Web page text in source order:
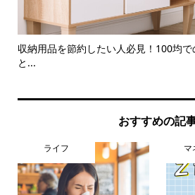
収納用品を節約したい人必見！100均
と...
おすすめの記
ライフ マ